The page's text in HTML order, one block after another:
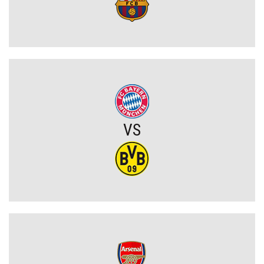
Sporting CP dopina transfer młodego talentu! Australijczyk za
Chicago Fire wygrywa w Leagues Cup! Lewandowski bez gola, ale
OFICJALNIE: PSG ma nowego pomocnika!
ocenił mecz z KÍ Klaksvík
VS